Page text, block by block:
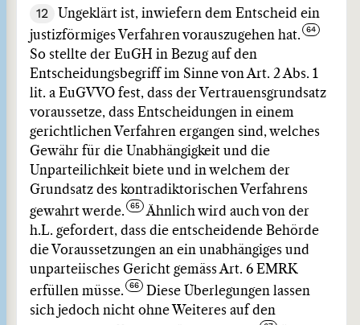
12
Ungeklärt ist, inwiefern dem Entscheid ein
justizförmiges Verfahren vorauszugehen hat.
So stellte der EuGH in Bezug auf den
Entscheidungsbegriff im Sinne von Art. 2 Abs. 1
lit. a EuGVVO fest, dass der Vertrauensgrundsatz
voraussetze, dass Entscheidungen in einem
gerichtlichen Verfahren ergangen sind, welches
Gewähr für die Unabhängigkeit und die
Unparteilichkeit biete und in welchem der
Grundsatz des kontradiktorischen Verfahrens
gewahrt werde.
Ähnlich wird auch von der
h.L. gefordert, dass die entscheidende Behörde
die Voraussetzungen an ein unabhängiges und
unparteiisches Gericht gemäss Art. 6 EMRK
erfüllen müsse.
Diese Überlegungen lassen
sich jedoch nicht ohne Weiteres auf den